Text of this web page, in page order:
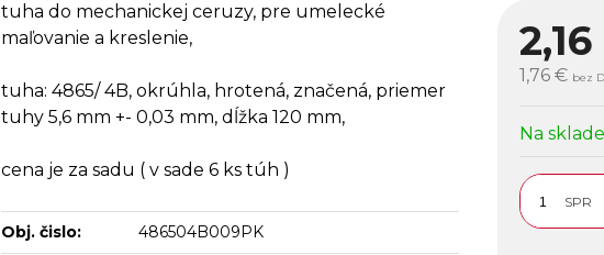
2,16
1,76 € bez
Na sklade
SPR
tuha do mechanickej ceruzy, pre umelecké
maľovanie a kreslenie,
tuha: 4865/ 4B, okrúhla, hrotená, značená, priemer
tuhy 5,6 mm +- 0,03 mm, dĺžka 120 mm,
cena je za sadu ( v sade 6 ks túh )
Obj. čislo: 486504B009PK